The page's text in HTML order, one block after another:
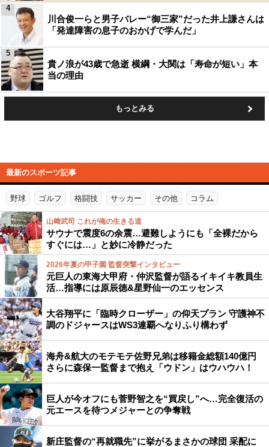
川合俊一らと男子バレー“御三家”だった井上謙さんは
「発達障害の息子のおかげで学んだ」
4
貴ノ浪が43歳で急逝 横綱・大関は「寿命が短い」本
当の理由
5
もっとみる
最新のスポーツ記事
野球 ゴルフ 格闘技 サッカー その他 コラム
山﨑武司 これが俺の生きる道
サウナで震度6の余震…避難しようにも「全裸だから
すぐには…」と妙に冷静だった
2026年夏の甲子園 監督突撃インタビュー
元巨人の東海大甲府・仲沢監督が語るイキイキ教員生
活…指導には原辰徳&星野仙一のエッセンス
大谷翔平に「臨時クローザー」の仰天プラン 守護神不
調のドジャースはWS3連覇へなりふり構わず
海舟&航大のモテモテ佐野兄弟は移籍金総額140億円
さらに森保一監督まで抱え「ウドン」はウハウハ！
巨人が今オフにも菅野智之を“買戻し”へ…完全復活の
元エースを待つメジャーとの争奪戦
新庄監督の“再就職先”に挙がるまさかの球団 采配に